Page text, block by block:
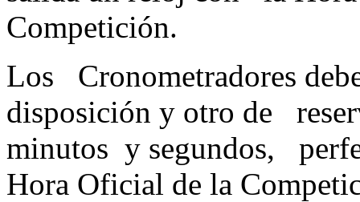
Los Cronometradores
disposición y otro de
minutos y segundos,
Hora Oficial